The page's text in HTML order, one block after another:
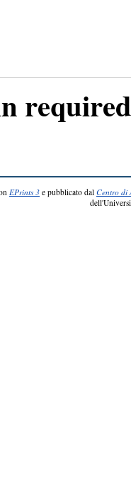
EPrints 3 e pubblicato dal Centro di